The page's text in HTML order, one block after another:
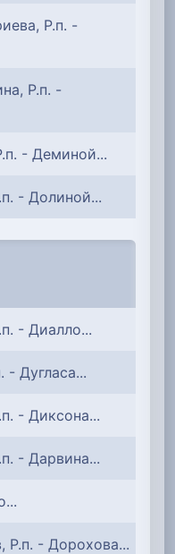
Р.п. -
Р.п. -
- Деминой...
- Долиной...
- Диалло...
- Дугласа...
- Диксона...
- Дарвина...
Р.п. - Дорохова...